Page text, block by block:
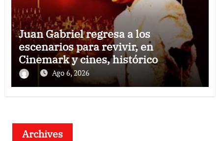
Juan Gabriel regresa a los
escenarios para revivir, en
Cinemark y cines, histórico
concierto en Palacio de Bellas Artes
Ago 6, 2026
Archives